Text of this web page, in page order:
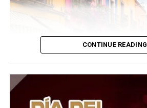
CONTINUE READING